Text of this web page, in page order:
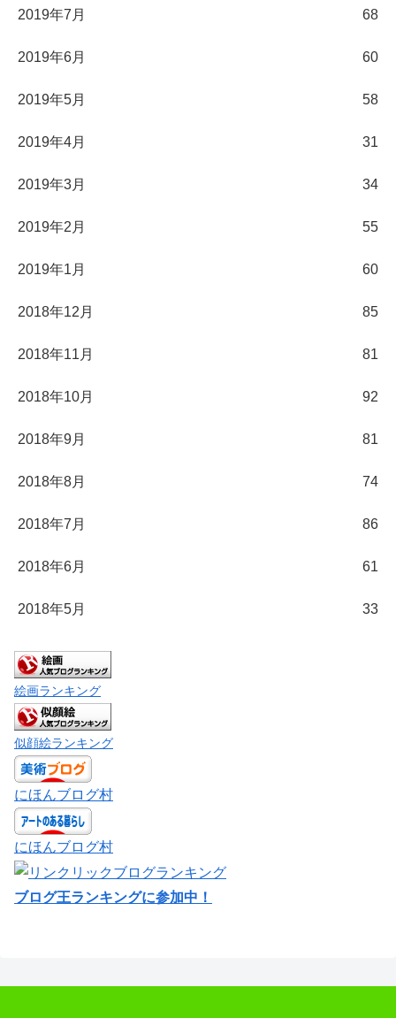
2019年7月 68
2019年6月 60
2019年5月 58
2019年4月 31
2019年3月 34
2019年2月 55
2019年1月 60
2018年12月 85
2018年11月 81
2018年10月 92
2018年9月 81
2018年8月 74
2018年7月 86
2018年6月 61
2018年5月 33
絵画ランキング
似顔絵ランキング
にほんブログ村
にほんブログ村
ブログ王ランキングに参加中！